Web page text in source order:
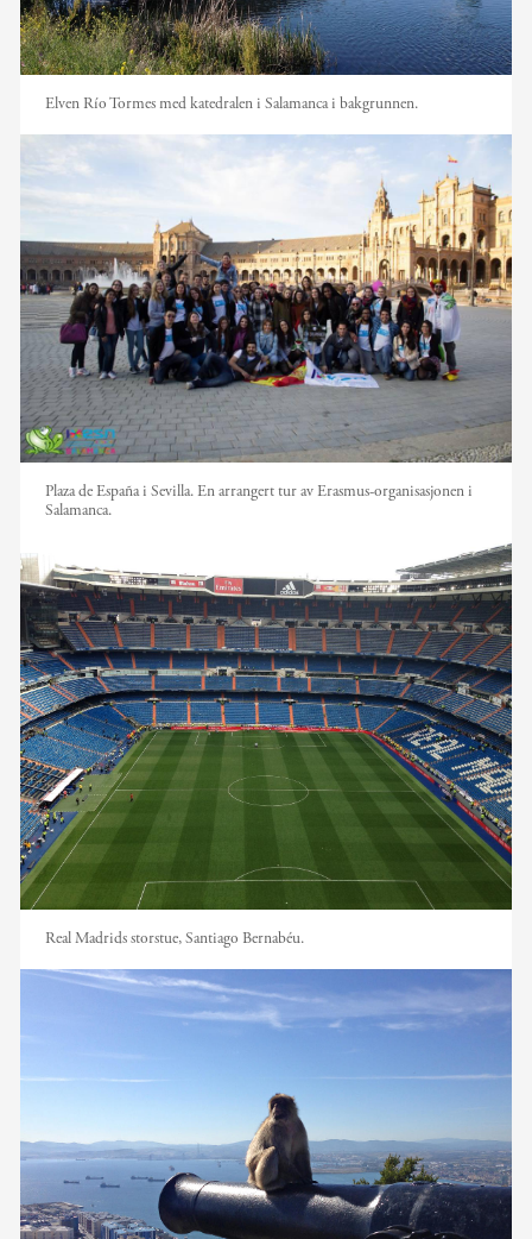
Elven Río Tormes med katedralen i Salamanca i bakgrunnen.
Plaza de España i Sevilla. En arrangert tur av Erasmus-organisasjonen i
Salamanca.
Real Madrids storstue, Santiago Bernabéu.